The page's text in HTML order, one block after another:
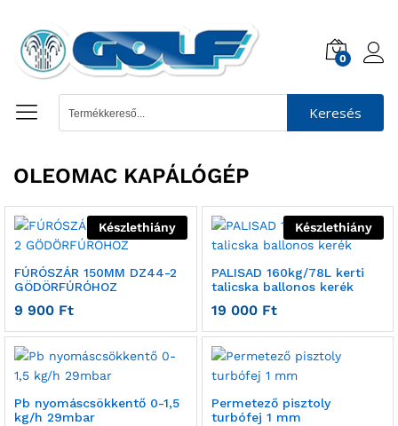
0
Keresés
OLEOMAC KAPÁLÓGÉP
Készlethiány
FÚRÓSZÁR 150MM DZ44-2
GÖDÖRFÚRÓHOZ
9 900 Ft
Készlethiány
PALISAD 160kg/78L kerti
talicska ballonos kerék
19 000 Ft
Pb nyomáscsökkentő 0-1,5
kg/h 29mbar
Permetező pisztoly
turbófej 1 mm